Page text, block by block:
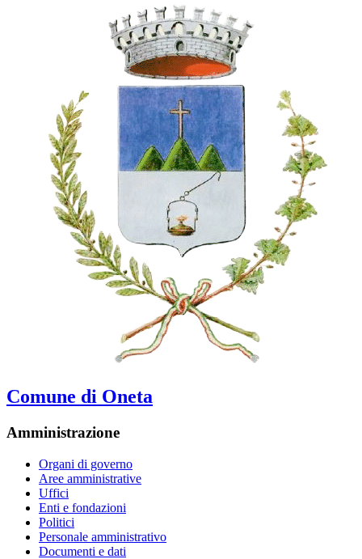
Comune di Oneta
Amministrazione
Organi di governo
Aree amministrative
Uffici
Enti e fondazioni
Politici
Personale amministrativo
Documenti e dati